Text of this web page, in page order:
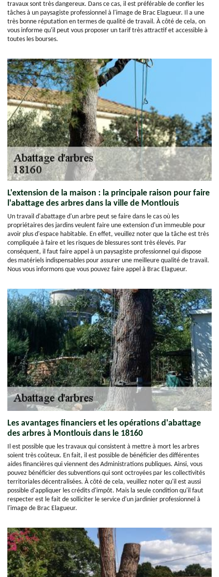
travaux sont très dangereux. Dans ce cas, il est préférable de confier les
tâches à un paysagiste professionnel à l'image de Brac Elagueur. Il a une
très bonne réputation en termes de qualité de travail. À côté de cela, on
vous informe qu'il peut vous proposer un tarif très attractif et accessible à
toutes les bourses.
L'extension de la maison : la principale raison pour faire
l'abattage des arbres dans la ville de Montlouis
Un travail d'abattage d'un arbre peut se faire dans le cas où les
propriétaires des jardins veulent faire une extension d'un immeuble pour
avoir plus d'espace habitable. En effet, veuillez noter que la tâche est très
compliquée à faire et les risques de blessures sont très élevés. Par
conséquent, il faut faire appel à un paysagiste professionnel qui dispose
des matériels indispensables pour assurer une meilleure qualité de travail.
Nous vous informons que vous pouvez faire appel à Brac Elagueur.
Les avantages financiers et les opérations d'abattage
des arbres à Montlouis dans le 18160
Il est possible que les travaux qui consistent à mettre à mort les arbres
soient très coûteux. En fait, il est possible de bénéficier des différentes
aides financières qui viennent des Administrations publiques. Ainsi, vous
pouvez bénéficier des subventions qui sont octroyées par les collectivités
territoriales décentralisées. À côté de cela, veuillez noter qu'il est aussi
possible d'appliquer les crédits d'impôt. Mais la seule condition qu'il faut
respecter est le fait de solliciter le service d'un jardinier professionnel à
l'image de Brac Elagueur.